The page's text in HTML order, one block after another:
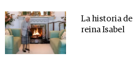
La historia
reina Isabel